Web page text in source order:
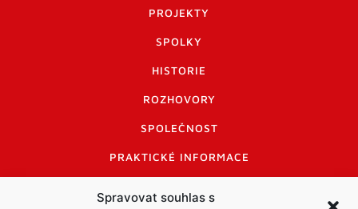
Spravovat souhlas s
PROJEKTY
SPOLKY
HISTORIE
ROZHOVORY
SPOLEČNOST
PRAKTICKÉ INFORMACE